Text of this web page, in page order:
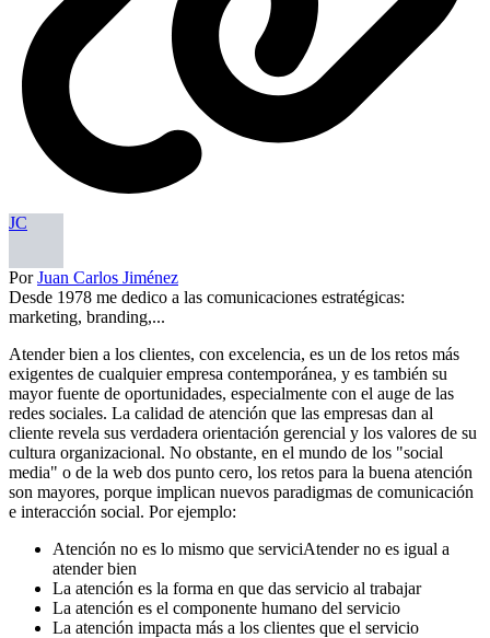
JC
PorJuan Carlos Jiménez
Desde 1978 me dedico a las comunicaciones estratégicas:
marketing, branding,...
Atender bien a los clientes, con excelencia, es un de los retos más
exigentes de cualquier empresa contemporánea, y es también su
mayor fuente de oportunidades, especialmente con el auge de las
redes sociales. La calidad de atención que las empresas dan al
cliente revela sus verdadera orientación gerencial y los valores de su
cultura organizacional. No obstante, en el mundo de los "social
media" o de la web dos punto cero, los retos para la buena atención
son mayores, porque implican nuevos paradigmas de comunicación
e interacción social. Por ejemplo:
Atención no es lo mismo que serviciAtender no es igual a
atender bien
La atención es la forma en que das servicio al trabajar
La atención es el componente humano del servicio
La atención impacta más a los clientes que el servicio